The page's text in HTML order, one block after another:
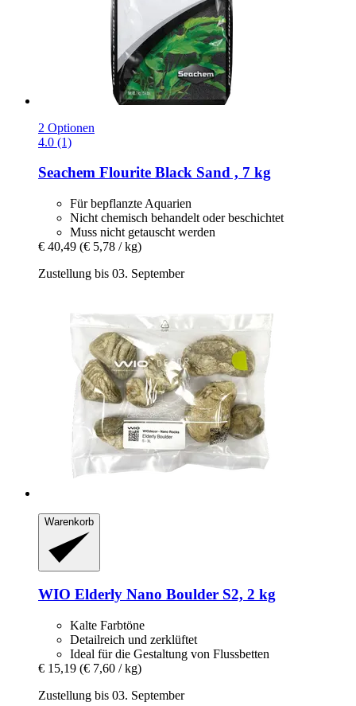
2 Optionen
4.0 (1)
Seachem Flourite Black Sand , 7 kg
Für bepflanzte Aquarien
Nicht chemisch behandelt oder beschichtet
Muss nicht getauscht werden
€ 40,49 (€ 5,78 / kg)
Zustellung bis 03. September
Warenkorb
WIO Elderly Nano Boulder S2, 2 kg
Kalte Farbtöne
Detailreich und zerklüftet
Ideal für die Gestaltung von Flussbetten
€ 15,19 (€ 7,60 / kg)
Zustellung bis 03. September